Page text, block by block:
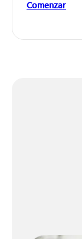
Comenzar